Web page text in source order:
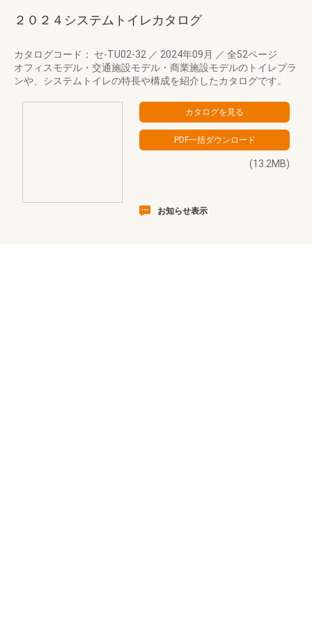
２０２４システムトイレカタログ
カタログコード： セ-TU02-32 ／ 2024年09月 ／ 全52ページ
オフィスモデル・交通施設モデル・商業施設モデルのトイレプラ
ンや、システムトイレの特長や構成を紹介したカタログです。
(13.2MB)
お知らせ表示